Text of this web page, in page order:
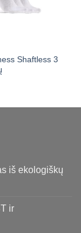
Shaftless 3
iš ekologiškų
ir